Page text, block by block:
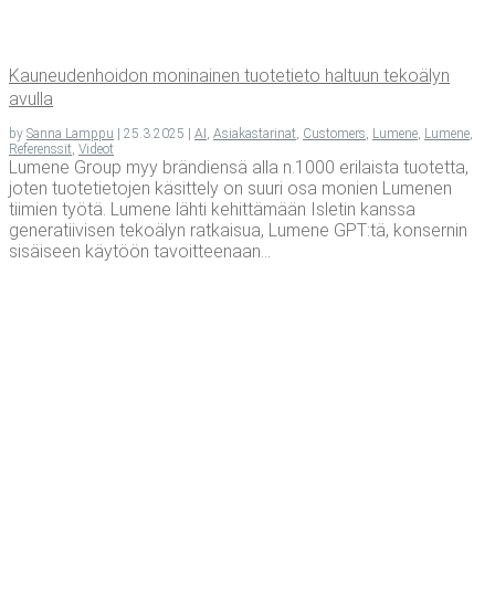
Kau­neu­den­hoi­don moni­nai­nen tuo­te­tie­to hal­tuun teko­ä­lyn
avulla
by Sanna Lamppu | 25.3.2025 | AI Asiakastarinat Customers Lumene Lumene
Referenssit Videot
Lumene Group myy brändiensä alla n.1000 erilaista tuotetta,
joten tuotetietojen käsittely on suuri osa monien Lumenen
tiimien työtä. Lumene lähti kehittämään Isletin kanssa
generatiivisen tekoälyn ratkaisua, Lumene GPT:tä, konsernin
sisäiseen käytöön tavoitteenaan...